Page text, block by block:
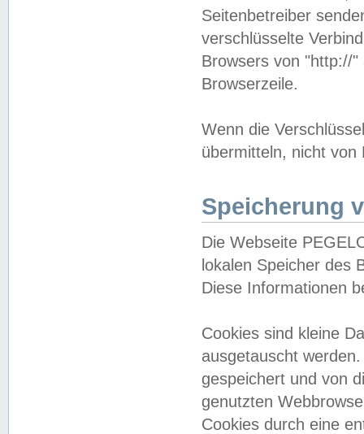
Seitenbetreiber
verschlüsselte
Browsers von "http://
Browserzeile.
Wenn die
übermitteln, nicht von
Speicherung
Die Webseite
lokalen Speicher des
Diese Informationen
Cookies sind kleine
ausgetauscht
gespeichert und von
genutzten
Cookies durch eine